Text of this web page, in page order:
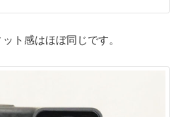
ト感はほぼ同じです。